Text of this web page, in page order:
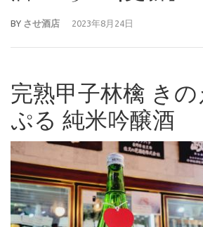
BY させ酒店 2023年8月24日
完熟甲子林檎 き
ぷる 純米吟醸酒